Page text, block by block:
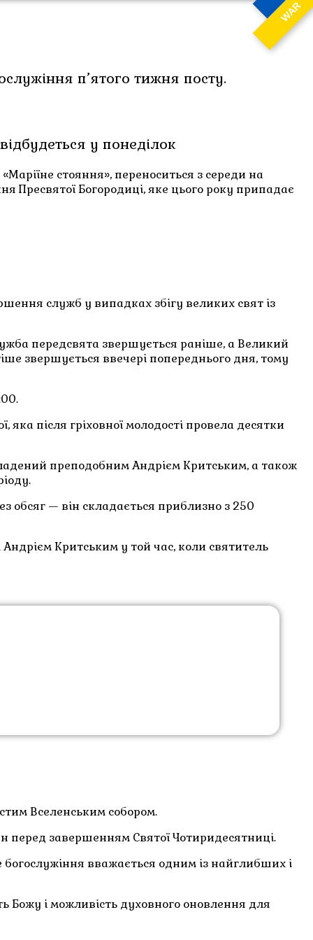
WAR
п’ятого тижня посту.
у понеділок
стояння», переноситься з середи на
Пресвятої Богородиці, яке цього року припадає
служб у випадках збігу великих свят із
передсвята звершується раніше, а Великий
звершується ввечері попереднього дня, тому
після гріховної молодості провела десятки
преподобним Андрієм Критським, а також
обсяг — він складається приблизно з 250
Критським у той час, коли святитель
Вселенським собором.
перед завершенням Святої Чотиридесятниці.
вважається одним із найглибших і
Божу і можливість духовного оновлення для